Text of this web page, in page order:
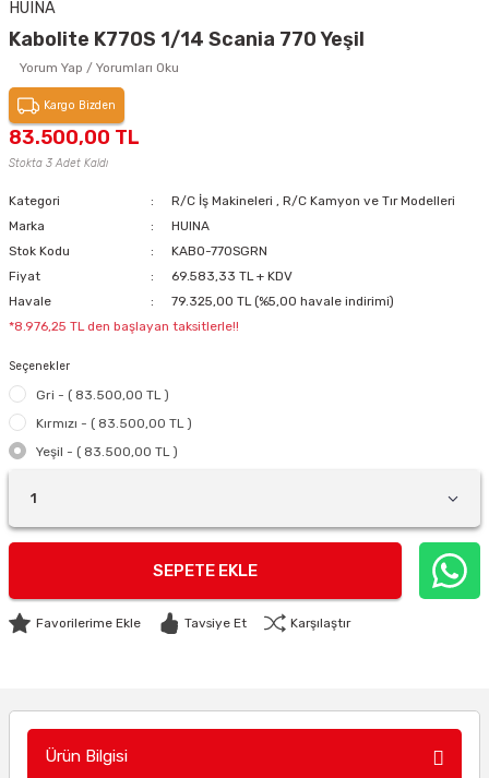
HUINA
Kabolite K770S 1/14 Scania 770 Yeşil
Yorum Yap / Yorumları Oku
Kargo Bizden
83.500,00 TL
Stokta 3 Adet Kaldı
Kategori R/C İş Makineleri , R/C Kamyon ve Tır Modelleri
Marka
HUINA
Stok Kodu
KABO-770SGRN
Fiyat
69.583,33 TL + KDV
Havale
79.325,00 TL (%5,00 havale indirimi)
*8.976,25 TL den başlayan taksitlerle!!
Seçenekler
Gri - ( 83.500,00 TL )
Kırmızı - ( 83.500,00 TL )
Yeşil - ( 83.500,00 TL )
SEPETE EKLE
Tavsiye Et Karşılaştır
Ürün Bilgisi